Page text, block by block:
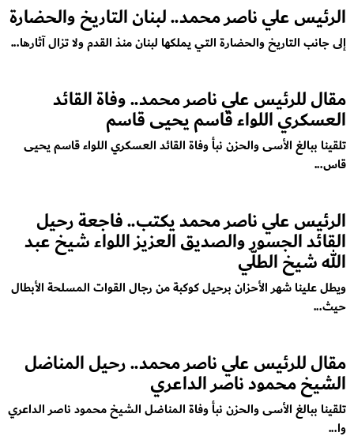
الرئيس علي ناصر محمد.. لبنان التاريخ والحضارة
إلى جانب التاريخ والحضارة التي يملكها لبنان منذ القدم ولا تزال آثارها...
مقال للرئيس علي ناصر محمد.. وفاة القائد
العسكري اللواء قاسم يحيى قاسم
تلقينا ببالغ الأسى والحزن نبأ وفاة القائد العسكري اللواء قاسم يحيى
قاس...
الرئيس علي ناصر محمد يكتب.. فاجعة رحيل
القائد الجسور والصديق العزيز اللواء شيخ عبد
الله شيخ الطلّي
ويطل علينا شهر الأحزان برحيل كوكبة من رجال القوات المسلحة الأبطال
حيث...
مقال للرئيس علي ناصر محمد.. رحيل المناضل
الشيخ محمود ناصر الداعري
تلقينا ببالغ الأسى والحزن نبأ وفاة المناضل الشيخ محمود ناصر الداعري
وا...